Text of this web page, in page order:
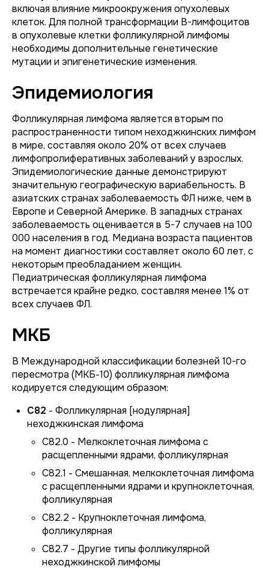
включая влияние микроокружения опухолевых
клеток. Для полной трансформации B-лимфоцитов
в опухолевые клетки фолликулярной лимфомы
необходимы дополнительные генетические
мутации и эпигенетические изменения.
Эпидемиология
Фолликулярная лимфома является вторым по
распространенности типом неходжкинских лимфом
в мире, составляя около 20% от всех случаев
лимфопролиферативных заболеваний у взрослых.
Эпидемиологические данные демонстрируют
значительную географическую вариабельность. В
азиатских странах заболеваемость ФЛ ниже, чем в
Европе и Северной Америке. В западных странах
заболеваемость оценивается в 5-7 случаев на 100
000 населения в год. Медиана возраста пациентов
на момент диагностики составляет около 60 лет, с
некоторым преобладанием женщин.
Педиатрическая фолликулярная лимфома
встречается крайне редко, составляя менее 1% от
всех случаев ФЛ.
МКБ
В Международной классификации болезней 10-го
пересмотра (МКБ-10) фолликулярная лимфома
кодируется следующим образом:
C82 - Фолликулярная [нодулярная]
неходжкинская лимфома
C82.0 - Мелкоклеточная лимфома с
расщепленными ядрами, фолликулярная
C82.1 - Смешанная, мелкоклеточная лимфома
с расщепленными ядрами и крупноклеточная,
фолликулярная
C82.2 - Крупноклеточная лимфома,
фолликулярная
C82.7 - Другие типы фолликулярной
неходжкинской лимфомы